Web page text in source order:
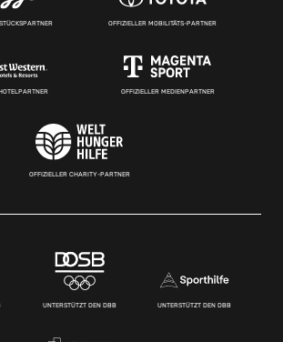
OFFIZIELLER MOBILITÄTS-PARTNER
OFFIZIELLER MEDIENPARTNER
OFFIZIELLER CHARITY-PARTNER
UNTERSTÜTZT DEN DBB UNTERSTÜTZT DEN DBB